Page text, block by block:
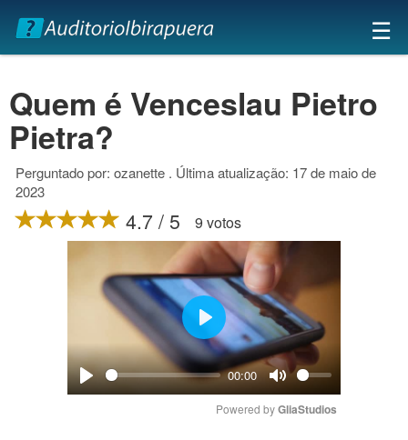
×
☰
Quem é Venceslau Pietro
Pietra?
Perguntado por: ozanette . Última atualização: 17 de maio de
2023
4.7 / 5 9 votos
Play
00:00
Mute
Play
Powered by GliaStudios